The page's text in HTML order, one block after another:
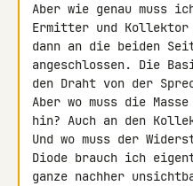
Aber wie genau muss
Ermitter und Kollektor
dann an die beiden
angeschlossen. Die
den Draht von der
Aber wo muss die
hin? Auch an den
Und wo muss der
Diode brauch ich
ganze nachher